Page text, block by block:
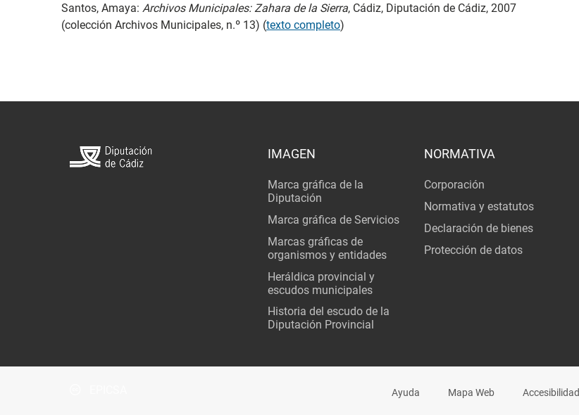
Santos, Amaya: Archivos Municipales: Zahara de la Sierra, Cádiz, Diputación de Cádiz, 2007
(colección Archivos Municipales, n.º 13) (texto completo)
IMAGEN
Marca gráfica de la
Diputación
Marca gráfica de Servicios
Marcas gráficas de
organismos y entidades
Heráldica provincial y
escudos municipales
Historia del escudo de la
Diputación Provincial
NORMATIVA
Corporación
Normativa y estatutos
Declaración de bienes
Protección de datos
Ayuda Mapa Web Accesibilidad